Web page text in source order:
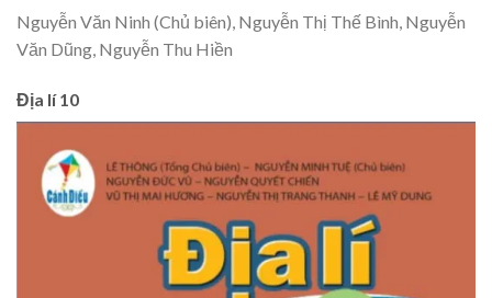
Nguyễn Văn Ninh (Chủ biên), Nguyễn Thị Thế Bình, Nguyễn
Văn Dũng, Nguyễn Thu Hiền
Địa lí 10